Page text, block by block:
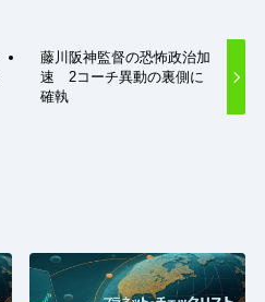
藤川阪神監督の恐怖政治加
速 2コーチ異動の裏側に
確執